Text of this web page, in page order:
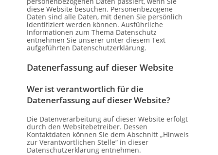
diese Website besuchen. Personenbezogene
Daten sind alle Daten, mit denen Sie persönlich
identifiziert werden können. Ausführliche
Informationen zum Thema Datenschutz
entnehmen Sie unserer unter diesem Text
aufgeführten Datenschutzerklärung.
Datenerfassung auf dieser Website
Wer ist verantwortlich für die
Datenerfassung auf dieser Website?
Die Datenverarbeitung auf dieser Website erfolgt
durch den Websitebetreiber. Dessen
Kontaktdaten können Sie dem Abschnitt „Hinweis
zur Verantwortlichen Stelle“ in dieser
Datenschutzerklärung entnehmen.